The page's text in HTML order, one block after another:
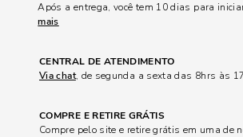
Após a entrega, você tem 10 dias para
mais
CENTRAL DE ATENDIMENTO
Via chat, de segunda a sexta das 8hrs às
COMPRE E RETIRE GRÁTIS
Compre pelo site e retire grátis em uma de